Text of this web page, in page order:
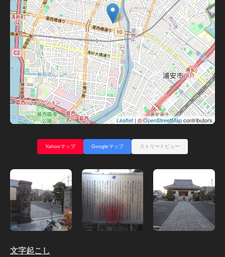
Leaflet | ©OpenStreetMapcontributors
Yahooマップ Googleマップ ストリートビュー
文字起こし